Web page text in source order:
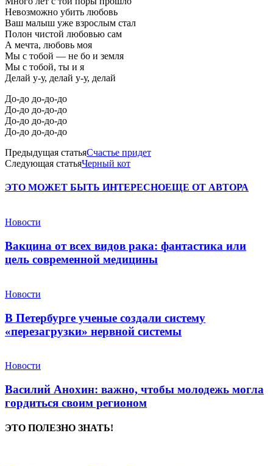
Невозможно убить любовь
Ваш малыш уже взрослым стал
Полон чистой любовью сам
А мечта, любовь моя
Мы с тобой — не бо и земля
Мы с тобой, ты и я
Делай у-у, делай у-у, делай
До-до до-до-до
До-до до-до-до
До-до до-до-до
До-до до-до-до
Предыдущая статьяСчастье придет
Следующая статьяЧерный кот
ЭТО МОЖЕТ БЫТЬ ИНТЕРЕСНОЕЩЕ ОТ АВТОРА
Новости
Вакцина от всех видов рака: фантастика или
цель современной медицины
Новости
В Петербурге ученые создали систему
«перезагрузки» нервной системы
Новости
Василий Анохин: важно, чтобы молодежь могла
гордиться своим регионом
ЭТО ПОЛЕЗНО ЗНАТЬ!